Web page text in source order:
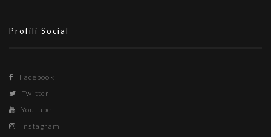
Profili Social
Facebook
Twitter
Youtube
Instagram